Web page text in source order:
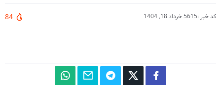
کد خبر :5615 خرداد 18, 1404 84